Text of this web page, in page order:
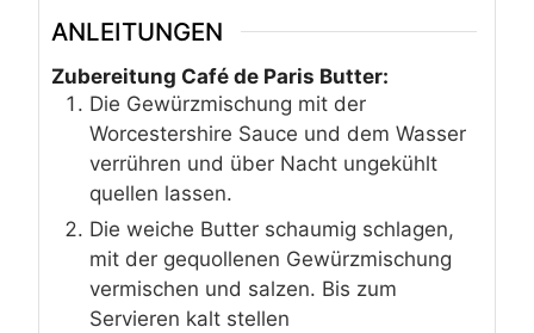
ANLEITUNGEN
Zubereitung Café de Paris Butter:
Die Gewürzmischung mit der
Worcestershire Sauce und dem Wasser
verrühren und über Nacht ungekühlt
quellen lassen.
Die weiche Butter schaumig schlagen,
mit der gequollenen Gewürzmischung
vermischen und salzen. Bis zum
Servieren kalt stellen